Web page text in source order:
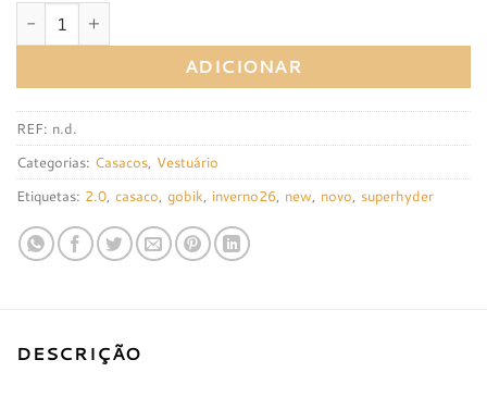
Quantidade de Casaco Gobik SuperHyder 2.0 Chaotic
ADICIONAR
REF: n.d.
Categorias: Casacos, Vestuário
Etiquetas: 2.0, casaco, gobik, inverno26, new, novo, superhyder
DESCRIÇÃO